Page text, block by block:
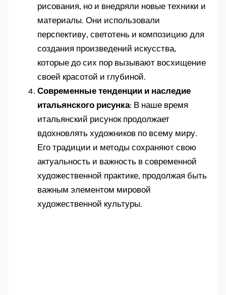
рисования, но и внедряли новые техники и
материалы. Они использовали
перспективу, светотень и композицию для
создания произведений искусства,
которые до сих пор вызывают восхищение
своей красотой и глубиной.
Современные тенденции и наследие
итальянского рисунка: В наше время
итальянский рисунок продолжает
вдохновлять художников по всему миру.
Его традиции и методы сохраняют свою
актуальность и важность в современной
художественной практике, продолжая быть
важным элементом мировой
художественной культуры.